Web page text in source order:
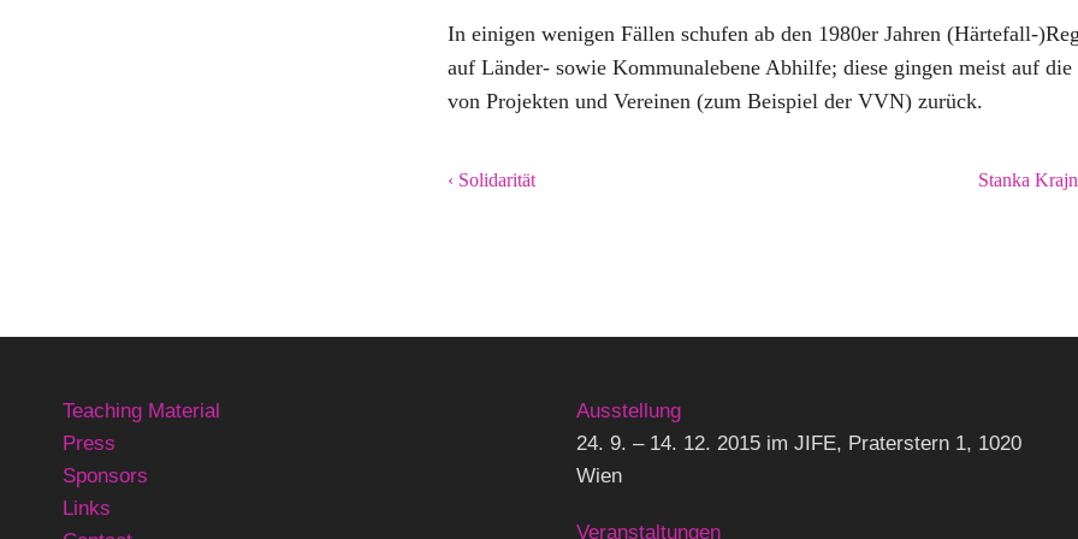
In einigen wenigen Fällen schufen ab den 1980er Jahren (Härtefall-
auf Länder- sowie Kommunalebene Abhilfe; diese gingen meist auf
von Projekten und Vereinen (zum Beispiel der VVN) zurück.
‹ Solidarität Stanka
Teaching Material
Press
Sponsors
Links
Ausstellung
24. 9. – 14. 12. 2015 im JIFE, Praterstern 1, 1020
Wien
Veranstaltungen